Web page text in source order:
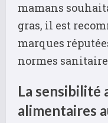
mamans
gras, il est
marques
normes
La sensibilité
alimentaires